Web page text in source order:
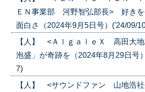
ＥＮ事業部 河野智弘部長> 好きを
面白さ（2024年9月5日号）('24/09/
【人】 <ＡｌｇａｌｅＸ 高田大
泡盛」が奇跡を（2024年8月29日号
7)
【人】 <サウンドファン 山地浩